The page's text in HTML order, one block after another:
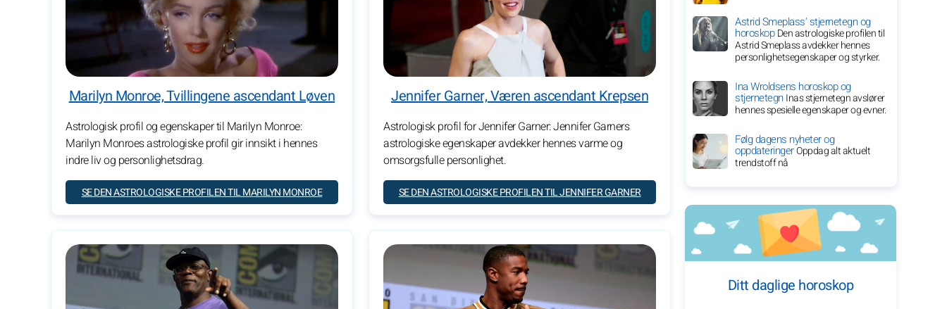
Marilyn Monroe, Tvillingene ascendant Løven
Astrologisk profil og egenskaper til Marilyn Monroe:
Marilyn Monroes astrologiske profil gir innsikt i hennes
indre liv og personlighetsdrag.
SE DEN ASTROLOGISKE PROFILEN TIL MARILYN MONROE
Jennifer Garner, Væren ascendant Krepsen
Astrologisk profil for Jennifer Garner: Jennifer Garners
astrologiske egenskaper avdekker hennes varme og
omsorgsfulle personlighet.
SE DEN ASTROLOGISKE PROFILEN TIL JENNIFER GARNER
Astrid Smeplass' stjernetegn og
horoskopDen astrologiske profilen til
Astrid Smeplass avdekker hennes
personlighetsegenskaper og styrker.
Ina Wroldsens horoskop og
stjernetegnInas stjernetegn avslører
hennes spesielle egenskaper og evner.
Følg dagens nyheter og
oppdateringerOppdag alt aktuelt
trendstoff nå
Ditt daglige horoskop